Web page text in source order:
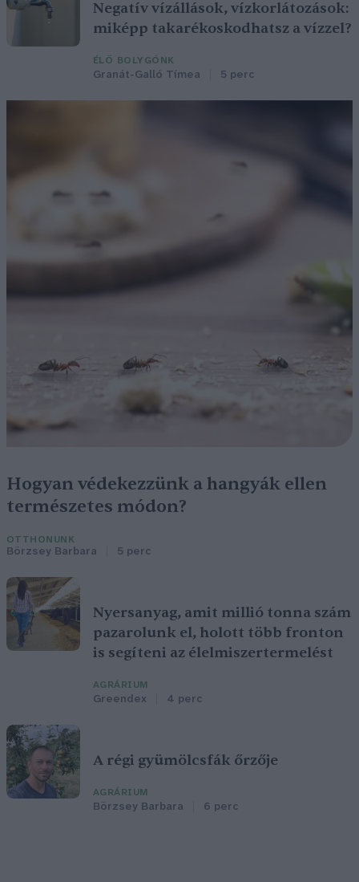
Negatív vízállások, vízkorlátozások:
miképp takarékoskodhatsz a vízzel?
ÉLŐ BOLYGÓNK
Granát-Galló Tímea 5 perc
Hogyan védekezzünk a hangyák ellen
természetes módon?
OTTHONUNK
Börzsey Barbara 5 perc
Nyersanyag, amit millió tonna szám
pazarolunk el, holott több fronton
is segíteni az élelmiszertermelést
AGRÁRIUM
Greendex 4 perc
A régi gyümölcsfák őrzője
AGRÁRIUM
Börzsey Barbara 6 perc